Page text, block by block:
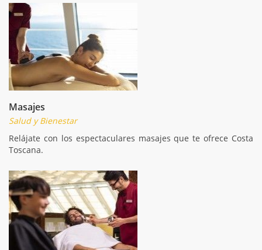
Masajes
Salud y Bienestar
Relájate con los espectaculares masajes que te ofrece Costa
Toscana.